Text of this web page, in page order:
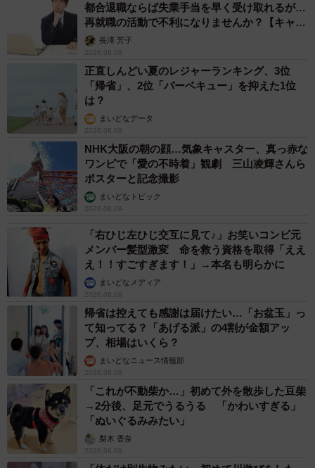
都合退職ならば失業手当を早く受け取れるが…
再就職の活動で不利になりませんか？【キャリ
アカウンセラーが解説】
長澤 芳子
2026.08.09
正直しんどい夏のレジャーランキング、3位
「帰省」、2位「バーベキュー」を抑えた1位
は？
まいどなデータ
2026.08.09
NHK大阪の朝の顔…気象キャスター、真っ赤な
ワンピで「愛の不時着」観劇 三山凌輝さんら
ポスターと記念撮影
まいどなトピック
2026.08.09
「右ひじ左ひじ交互に見て♪」お笑いコンビ元
メンバー髪型激変 命を救う資格を取得「ええ
え！！すごすぎます！」→本名も明らかに
まいどなメディア
2026.08.09
帰省は控えても感謝は届けたい…「お盆玉」っ
て知ってる？「あげる派」の4割が金額アッ
プ、相場はいくら？
まいどなニュース情報部
2026.08.09
「これが不動柴か…」初めて外を散歩した豆柴
→2分後、足元でうるうる 「かわいすぎる」
「ぬいぐるみみたい」
梨木 香奈
2026.08.09